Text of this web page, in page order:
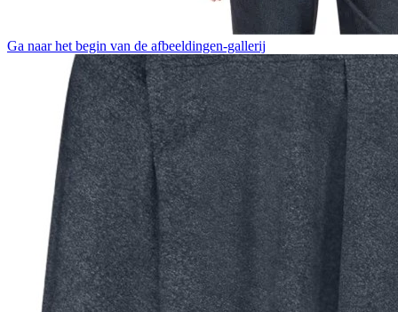
Ga naar het begin van de afbeeldingen-gallerij